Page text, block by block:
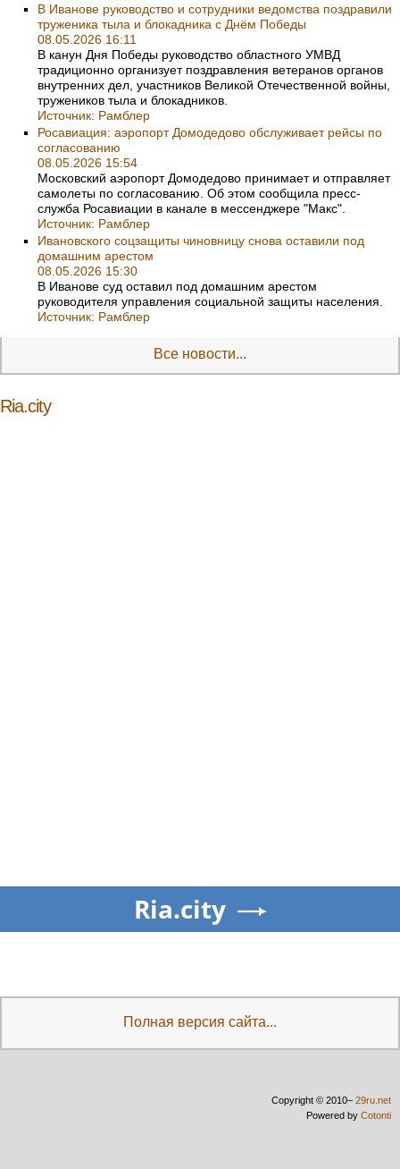
В Иванове руководство и сотрудники ведомства поздравили
труженика тыла и блокадника с Днём Победы
08.05.2026 16:11
В канун Дня Победы руководство областного УМВД
традиционно организует поздравления ветеранов органов
внутренних дел, участников Великой Отечественной войны,
тружеников тыла и блокадников.
Источник: Рамблер
Росавиация: аэропорт Домодедово обслуживает рейсы по
согласованию
08.05.2026 15:54
Московский аэропорт Домодедово принимает и отправляет
самолеты по согласованию. Об этом сообщила пресс-
служба Росавиации в канале в мессенджере "Макс".
Источник: Рамблер
Ивановского соцзащиты чиновницу снова оставили под
домашним арестом
08.05.2026 15:30
В Иванове суд оставил под домашним арестом
руководителя управления социальной защиты населения.
Источник: Рамблер
Все новости...
Ria.city
Ria.city
Полная версия сайта...
Copyright © 2010– 29ru.net
Powered by Cotonti